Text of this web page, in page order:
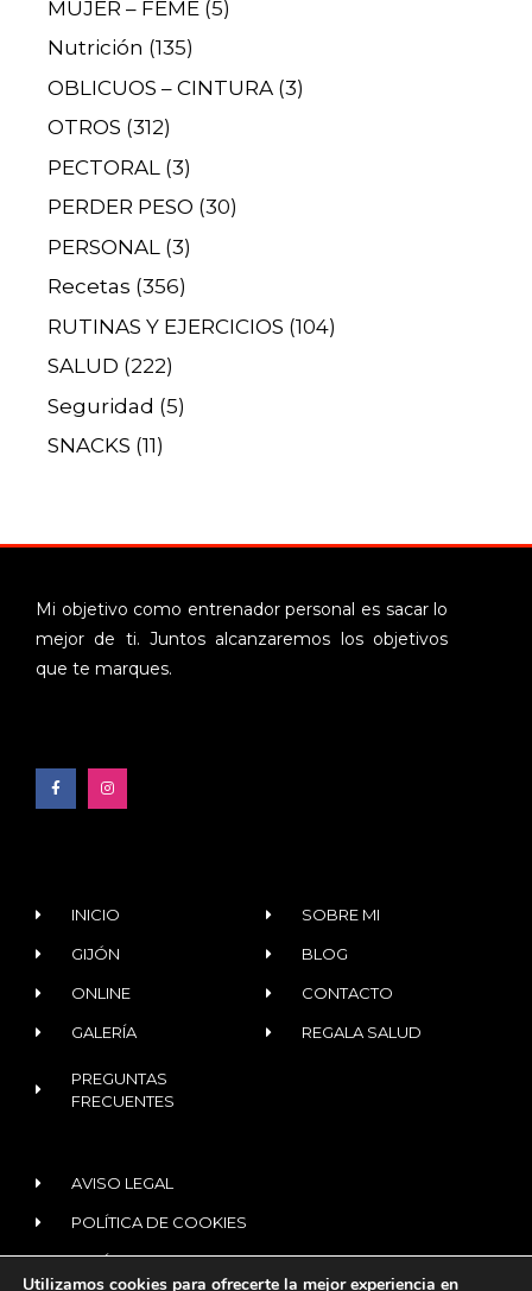
MUJER – FEME (5)
Nutrición (135)
OBLICUOS – CINTURA (3)
OTROS (312)
PECTORAL (3)
PERDER PESO (30)
PERSONAL (3)
Recetas (356)
RUTINAS Y EJERCICIOS (104)
SALUD (222)
Seguridad (5)
SNACKS (11)
Mi objetivo como entrenador personal es sacar lo
mejor de ti. Juntos alcanzaremos los objetivos
que te marques.
INICIO
GIJÓN
ONLINE
GALERÍA
PREGUNTAS
FRECUENTES
SOBRE MI
BLOG
CONTACTO
REGALA SALUD
AVISO LEGAL
POLÍTICA DE COOKIES
POLÍTICA DE PRIVACIDAD
Utilizamos cookies para ofrecerte la mejor experiencia en